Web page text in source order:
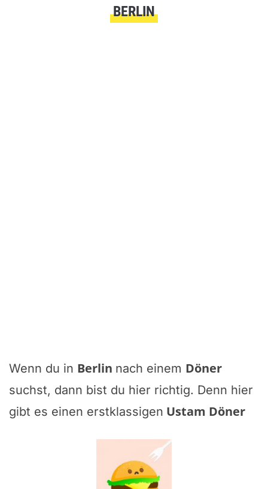
BERLIN
Wenn du in Berlin nach einem Döner
suchst, dann bist du hier richtig. Denn hier
gibt es einen erstklassigen Ustam Döner